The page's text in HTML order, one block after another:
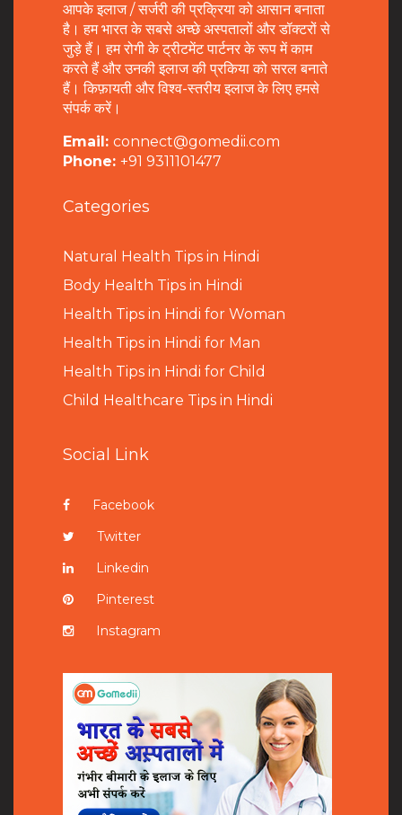
आपके इलाज / सर्जरी की प्रक्रिया को आसान बनाता
है। हम भारत के सबसे अच्छे अस्पतालों और डॉक्टरों से
जुड़े हैं। हम रोगी के ट्रीटमेंट पार्टनर के रूप में काम
करते हैं और उनकी इलाज की प्रकिया को सरल बनाते
हैं। किफ़ायती और विश्व-स्तरीय इलाज के लिए हमसे
संपर्क करें।
Email: connect@gomedii.com
Phone: +91 9311101477
Categories
Natural Health Tips in Hindi
Body Health Tips in Hindi
Health Tips in Hindi for Woman
Health Tips in Hindi for Man
Health Tips in Hindi for Child
Child Healthcare Tips in Hindi
Social Link
Facebook
Twitter
Linkedin
Pinterest
Instagram